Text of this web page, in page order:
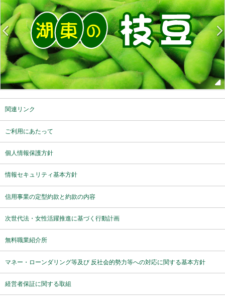
関連リンク
ご利用にあたって
個人情報保護方針
情報セキュリティ基本方針
信用事業の定型約款と約款の内容
次世代法・女性活躍推進に基づく行動計画
無料職業紹介所
マネー・ローンダリング等及び 反社会的勢力等への対応に関する基本方針
経営者保証に関する取組